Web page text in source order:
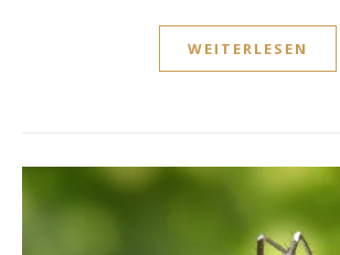
WEITERLESEN